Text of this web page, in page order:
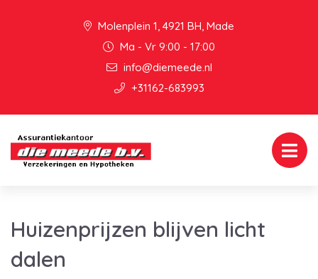
Molenplein 1, 4921 BH, Made
Ma - Vr 9:00 - 17:00
info@diemeede.nl
+31162-683993
Huizenprijzen blijven licht
dalen